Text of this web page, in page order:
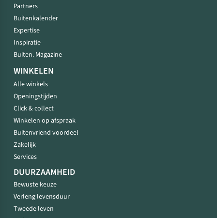
Partners
Buitenkalender
Expertise
Inspiratie
Buiten. Magazine
WINKELEN
Alle winkels
Openingstijden
Click & collect
Winkelen op afspraak
Buitenvriend voordeel
Zakelijk
Services
DUURZAAMHEID
Bewuste keuze
Verleng levensduur
Tweede leven